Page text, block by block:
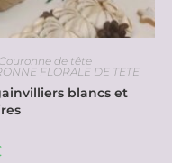
Couronne de tête
FLORALE DE TETE
blancs et